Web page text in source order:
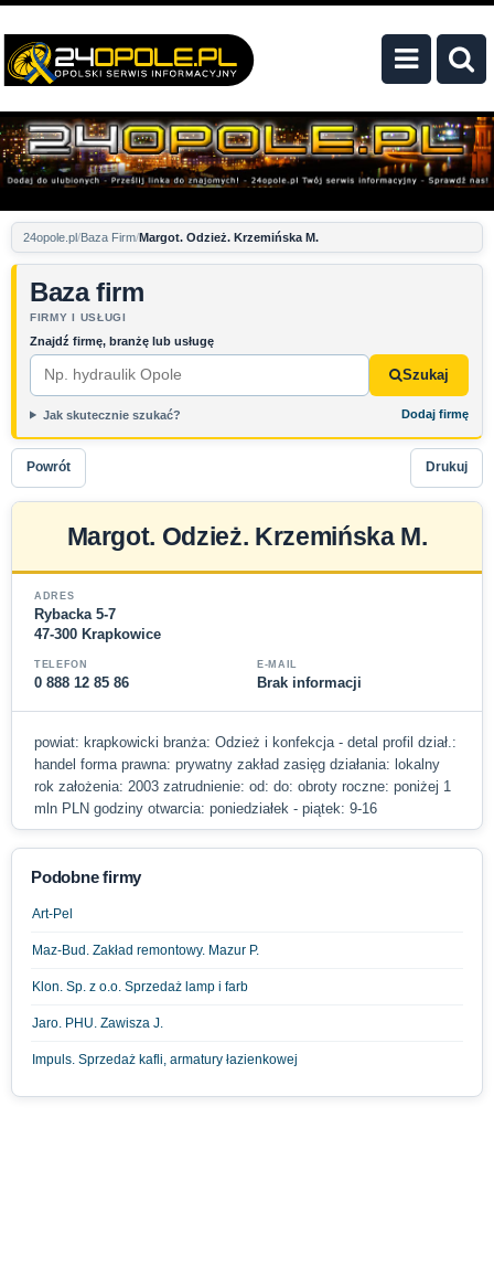
24opole.pl Baza Firm Margot. Odzież. Krzemińska M.
Baza firm
FIRMY I USŁUGI
Znajdź firmę, branżę lub usługę
Szukaj
Jak skutecznie szukać? Dodaj firmę
Powrót Drukuj
Margot. Odzież. Krzemińska M.
ADRES
Rybacka 5-7
47-300 Krapkowice
TELEFON
0 888 12 85 86
E-MAIL
Brak informacji
powiat: krapkowicki branża: Odzież i konfekcja - detal profil dział.:
handel forma prawna: prywatny zakład zasięg działania: lokalny
rok założenia: 2003 zatrudnienie: od: do: obroty roczne: poniżej 1
mln PLN godziny otwarcia: poniedziałek - piątek: 9-16
Podobne firmy
Art-Pel
Maz-Bud. Zakład remontowy. Mazur P.
Klon. Sp. z o.o. Sprzedaż lamp i farb
Jaro. PHU. Zawisza J.
Impuls. Sprzedaż kafli, armatury łazienkowej